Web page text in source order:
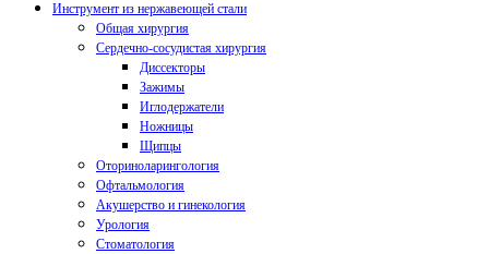
Инструмент из нержавеющей стали
Общая хирургия
Сердечно-сосудистая хирургия
Диссекторы
Зажимы
Иглодержатели
Ножницы
Щипцы
Оториноларингология
Офтальмология
Акушерство и гинекология
Урология
Стоматология